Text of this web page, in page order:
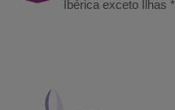
Ibérica exceto Ilhas *